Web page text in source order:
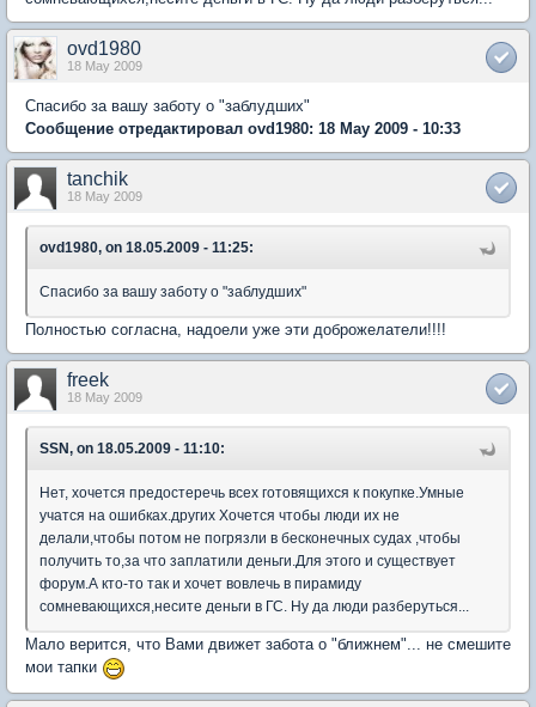
ovd1980
18 May 2009
Спасибо за вашу заботу о "заблудших"
Сообщение отредактировал ovd1980: 18 May 2009 - 10:33
tanchik
18 May 2009
ovd1980, on 18.05.2009 - 11:25:
Спасибо за вашу заботу о "заблудших"
Полностью согласна, надоели уже эти доброжелатели!!!!
freek
18 May 2009
SSN, on 18.05.2009 - 11:10:
Нет, хочется предостеречь всех готовящихся к покупке.Умные
учатся на ошибках.других Хочется чтобы люди их не
делали,чтобы потом не погрязли в бесконечных судах ,чтобы
получить то,за что заплатили деньги.Для этого и существует
форум.А кто-то так и хочет вовлечь в пирамиду
сомневающихся,несите деньги в ГС. Ну да люди разберуться...
Мало верится, что Вами движет забота о "ближнем"... не смешите
мои тапки